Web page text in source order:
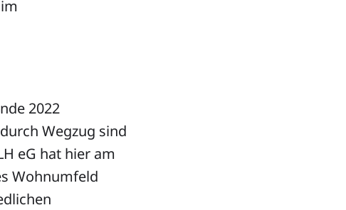
2022
Wegzug sind
eG hat hier am
Wohnumfeld